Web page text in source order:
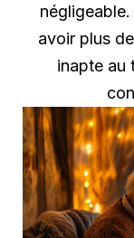
avoir plus
inapte au